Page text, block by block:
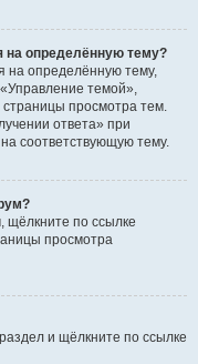
на определённую тему?
на определённую тему,
темой»,
страницы просмотра тем.
ответа» при
соответствующую тему.
по ссылке
просмотра
и щёлкните по ссылке